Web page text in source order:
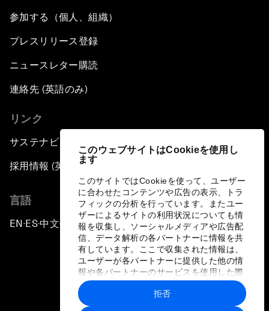
このウェブサイトはCookieを使用し
ます
このサイトではCookieを使って、ユーザー
に合わせたコンテンツや広告の表示、トラ
フィックの分析を行っています。またユー
ザーによるサイトの利用状況についても情
報を収集し、ソーシャルメディアや広告配
信、データ解析の各パートナーに情報を共
有しています。ここで収集された情報は、
ユーザーが各パートナーに提供した他の情
報や各パートナーのサービスを使用した際
に収集された情報と組み合わされ、各パー
トナーによって使用されることがありま
す。
拒否
参加する（個人、組織）
プレスリリース登録
ニュースレター購読
連絡先 (英語のみ)
リンク
サステナビリティへの取り組み
採用情報 (英語のみ)
言語
EN ▪ES▪中文▪ 日本語
プライバシーポリシーと利用規約